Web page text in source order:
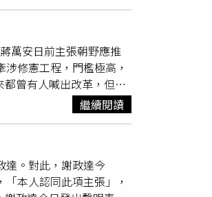
萬安日前主張朝野應推
修憲工程，門檻極高，
曾有人喊出改革，但從
共識，更得經過立法院
大、雨點小，始終停留在
開建議，國民黨與民眾
過，蔣萬安拋出的構想
憲法架構，這些討論過
繼續閱讀
達。對此，謝政達今
本人認同此項主張」，